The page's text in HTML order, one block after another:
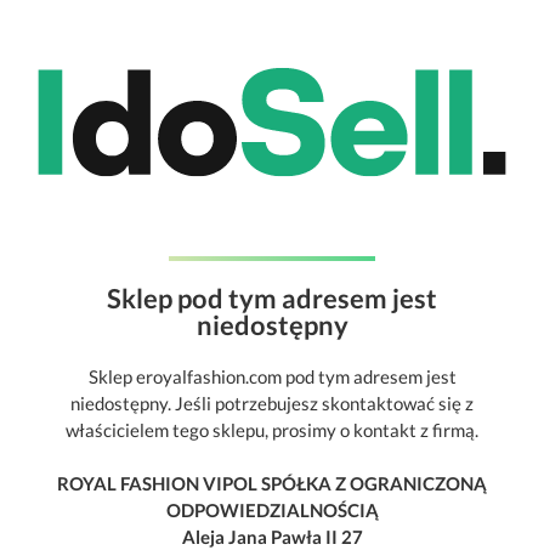
Sklep pod tym adresem jest
niedostępny
Sklep eroyalfashion.com pod tym adresem jest
niedostępny. Jeśli potrzebujesz skontaktować się z
właścicielem tego sklepu, prosimy o kontakt z firmą.
ROYAL FASHION VIPOL SPÓŁKA Z OGRANICZONĄ
ODPOWIEDZIALNOŚCIĄ
Aleja Jana Pawła II 27